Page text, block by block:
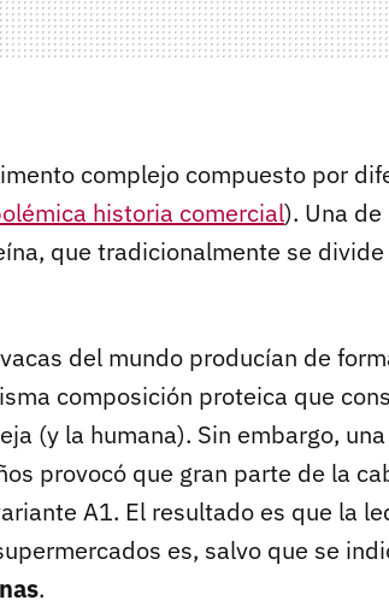
complejo compuesto por
historia comercial). Una
que tradicionalmente se
del mundo producían de
composición proteica que
(y la humana). Sin embargo,
provocó que gran parte de la
A1. El resultado es que la
es, salvo que se
s.